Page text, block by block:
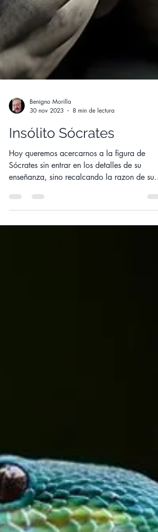
Benigno Morilla
30 nov 2023
8 min de lectura
Insólito Sócrates
Hoy queremos acercarnos a la figura de
Sócrates sin entrar en los detalles de su